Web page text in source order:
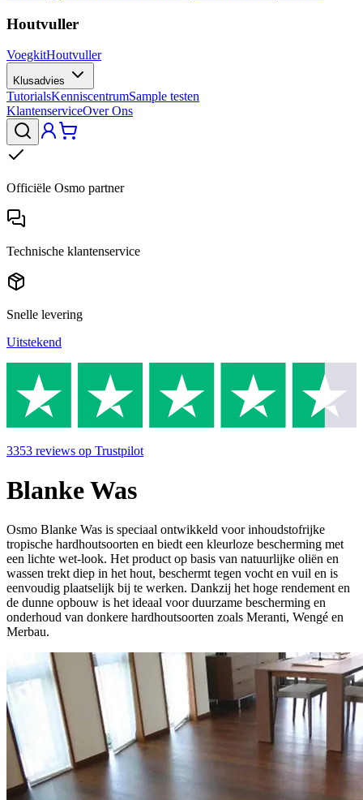
Houtvuller
VoegkitHoutvuller
Klusadvies
TutorialsKenniscentrumSample testen
KlantenserviceOver Ons
Officiële Osmo partner
Technische klantenservice
Snelle levering
Uitstekend
3353 reviews op Trustpilot
Blanke Was
Osmo Blanke Was is speciaal ontwikkeld voor inhoudstofrijke
tropische hardhoutsoorten en biedt een kleurloze bescherming met
een lichte wet-look. Het product op basis van natuurlijke oliën en
wassen trekt diep in het hout, beschermt tegen vocht en vuil en is
eenvoudig plaatselijk bij te werken. Dankzij het hoge rendement en
de dunne opbouw is het ideaal voor duurzame bescherming en
onderhoud van donkere hardhoutsoorten zoals Meranti, Wengé en
Merbau.